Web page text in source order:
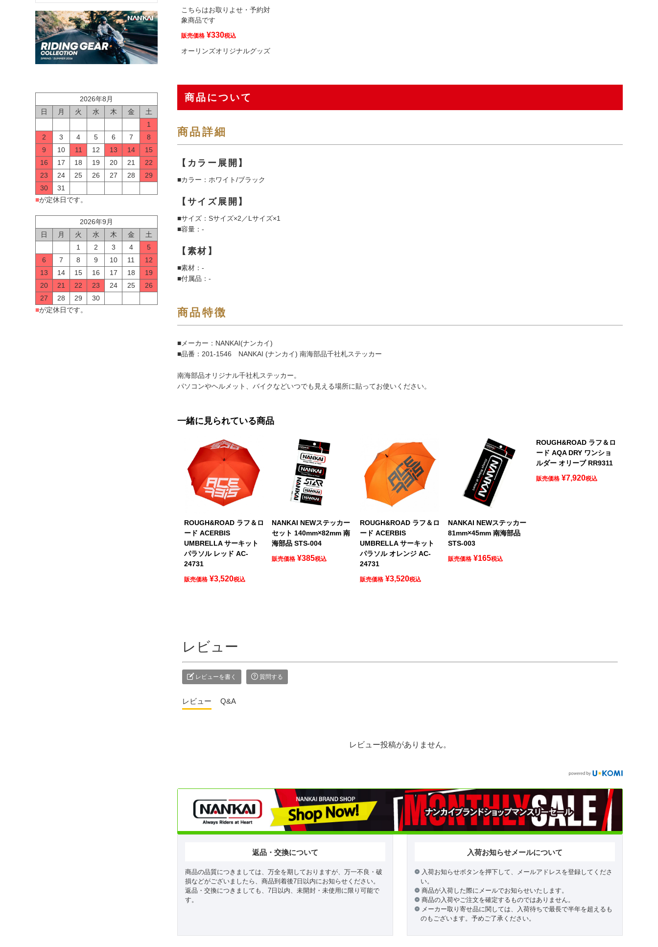
2026年8月
日
月 火 水 木 金
土
1
2
3 4 5 6 7
8
9
10 11 12 13 14
15
16
17 18 19 20 21
22
23
24 25 26 27 28
29
30
31
■が定休日です。
2026年9月
日
月 火 水 木 金
土
1
2 3 4
5
6
7 8 9 10 11
12
13
14 15 16 17 18
19
20
21 22 23 24 25
26
27
28 29
30
■が定休日です。
こちらはお取りよせ・予約対
象商品です
販売価格 ¥330税込
オーリンズオリジナルグッズ
商品について
商品詳細
【カラー展開】
■カラー：ホワイト/ブラック
【サイズ展開】
■サイズ：Sサイズ×2／Lサイズ×1
■容量：-
【素材】
■素材：-
■付属品：-
商品特徴
■メーカー：NANKAI(ナンカイ)
■品番：201-1546 NANKAI (ナンカイ) 南海部品千社札ステッカー
南海部品オリジナル千社札ステッカー。
パソコンやヘルメット、バイクなどいつでも見える場所に貼ってお使いください。
一緒に見られている商品
ROUGH&ROAD ラフ＆ロ
ード ACERBIS
UMBRELLA サーキット
パラソル レッド AC-
24731
販売価格 ¥3,520税込
NANKAI NEWステッカー
セット 140mm×82mm 南
海部品 STS-004
販売価格 ¥385税込
ROUGH&ROAD ラフ＆ロ
ード ACERBIS
UMBRELLA サーキット
パラソル オレンジ AC-
24731
販売価格 ¥3,520税込
NANKAI NEWステッカー
81mm×45mm 南海部品
STS-003
販売価格 ¥165税込
ROUGH&ROAD ラフ＆ロ
ード AQA DRY ワンショ
ルダー オリーブ RR9311
販売価格 ¥7,920税込
レビュー
レビューを書く 質問する
レビュー Q&A
レビュー投稿がありません。
返品・交換について
商品の品質につきましては、万全を期しておりますが、万一不良・破
損などがございましたら、商品到着後7日以内にお知らせください。
返品・交換につきましても、7日以内、未開封・未使用に限り可能で
す。
入荷お知らせメールについて
入荷お知らせボタンを押下して、メールアドレスを登録してくださ
い。
商品が入荷した際にメールでお知らせいたします。
商品の入荷やご注文を確定するものではありません。
メーカー取り寄せ品に関しては、入荷待ちで最長で半年を超えるも
のもございます。予めご了承ください。